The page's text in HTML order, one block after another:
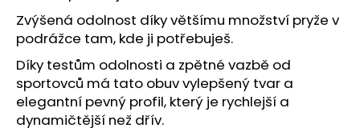
Zvýšená odolnost díky většímu množství pryže v
podrážce tam, kde ji potřebuješ.
Díky testům odolnosti a zpětné vazbě od
sportovců má tato obuv vylepšený tvar a
elegantní pevný profil, který je rychlejší a
dynamičtější než dřív.
ŠEDÁ
1
599
Kč
Původně:
1
990
Kč